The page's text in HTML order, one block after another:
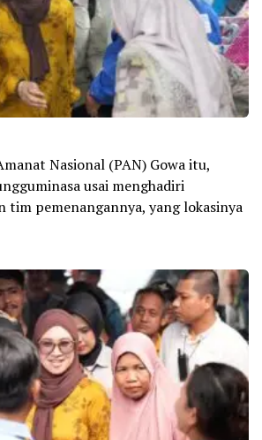
Nasional (PAN) Gowa itu,
usai menghadiri
tim pemenangannya, yang lokasinya